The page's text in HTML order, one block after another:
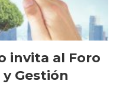
invita al Foro
Gestión